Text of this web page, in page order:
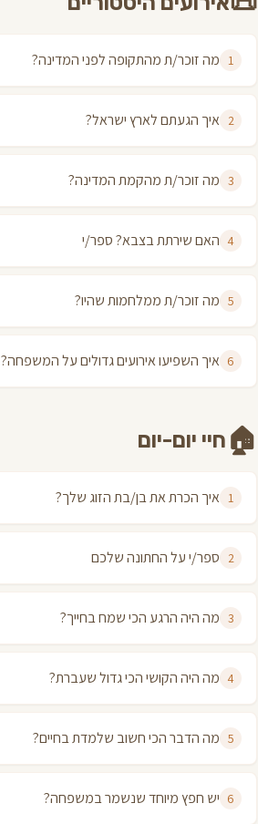
1 מה זוכר/ת מהתקופה לפני המדינה?
2 איך הגעתם לארץ ישראל?
3 מה זוכר/ת מהקמת המדינה?
4 האם שירתת בצבא? ספר/י
5 מה זוכר/ת ממלחמות שהיו?
6 איך השפיעו אירועים גדולים על המשפחה?
🏠 חיי יום-יום
1 איך הכרת את בן/בת הזוג שלך?
2 ספר/י על החתונה שלכם
3 מה היה הרגע הכי שמח בחייך?
4 מה היה הקושי הכי גדול שעברת?
5 מה הדבר הכי חשוב שלמדת בחיים?
6 יש חפץ מיוחד שנשמר במשפחה?